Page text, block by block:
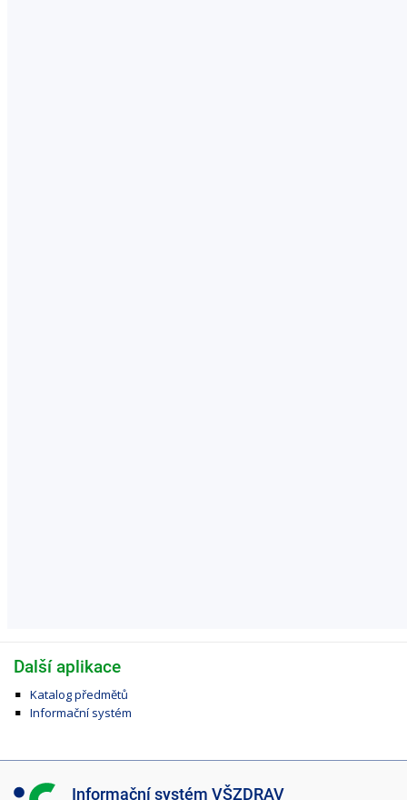
Další aplikace
Katalog předmětů
Informační systém
I Informační systém VŠZDRAV